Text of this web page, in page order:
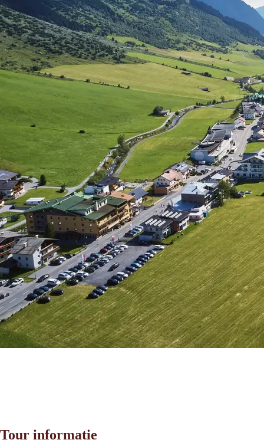
Tour informatie